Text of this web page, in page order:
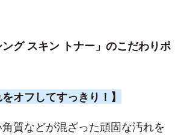
グ スキン トナー」のこだわりポ
オフしてすっきり！】
質などが混ざった頑固な汚れを